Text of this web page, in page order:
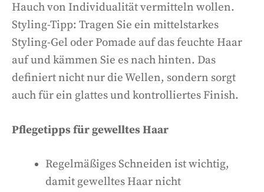
Hauch von Individualität vermitteln wollen.
Styling-Tipp: Tragen Sie ein mittelstarkes
Styling-Gel oder Pomade auf das feuchte Haar
auf und kämmen Sie es nach hinten. Das
definiert nicht nur die Wellen, sondern sorgt
auch für ein glattes und kontrolliertes Finish.
Pflegetipps für gewelltes Haar
Regelmäßiges Schneiden ist wichtig,
damit gewelltes Haar nicht